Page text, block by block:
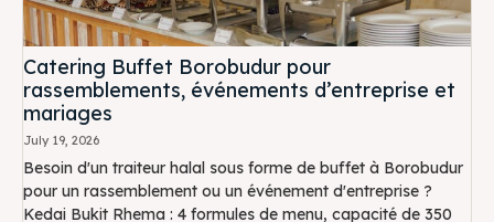
Catering Buffet Borobudur pour
rassemblements, événements d’entreprise et
mariages
July 19, 2026
Besoin d'un traiteur halal sous forme de buffet à Borobudur
pour un rassemblement ou un événement d'entreprise ?
Kedai Bukit Rhema : 4 formules de menu, capacité de 350